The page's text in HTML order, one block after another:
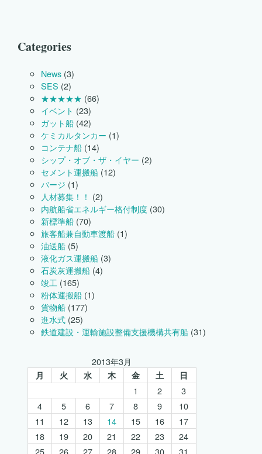
が
れ
ま
し
た。
は
Categories
News (3)
SES (2)
★★★★★ (66)
イベント (23)
ガット船 (42)
ケミカルタンカー (1)
コンテナ船 (14)
シップ・オブ・ザ・イヤー (2)
セメント運搬船 (12)
バージ (1)
人材募集！！ (2)
内航船省エネルギー格付制度 (30)
新標準船 (70)
旅客船兼自動車渡船 (1)
油送船 (5)
液化ガス運搬船 (3)
石炭灰運搬船 (4)
竣工 (165)
粉体運搬船 (1)
貨物船 (177)
進水式 (25)
鉄道建設・運輸施設整備支援機構共有船 (31)
2013年3月
月 火 水 木 金 土 日
1 2
3
4
5 6 7 8 9
10
11
12 13 14 15 16
17
18
19 20 21 22 23
24